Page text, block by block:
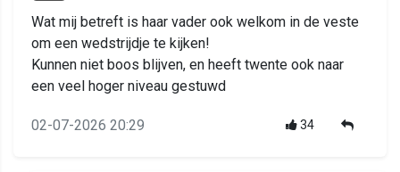
Wat mij betreft is haar vader ook welkom in de veste
om een wedstrijdje te kijken!
Kunnen niet boos blijven, en heeft twente ook naar
een veel hoger niveau gestuwd
02-07-2026 20:29 34